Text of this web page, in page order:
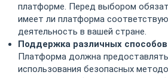
платформе. Перед выбором
имеет ли платформа
деятельность в вашей стране.
Поддержка различных
Платформа должна
использования безопасных